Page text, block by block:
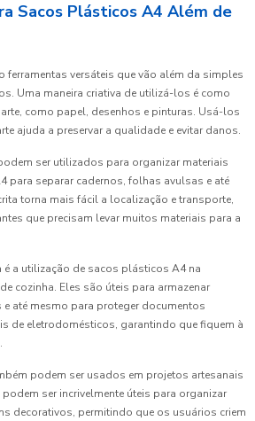
Sacos Plásticos A4 Além de
versáteis que vão além da simples
Uma maneira criativa de utilizá-los é como
como papel, desenhos e pinturas. Usá-los
ajuda a preservar a qualidade e evitar danos.
ser utilizados para organizar materiais
para separar cadernos, folhas avulsas e até
torna mais fácil a localização e transporte,
que precisam levar muitos materiais para a
a utilização de sacos plásticos A4 na
cozinha. Eles são úteis para armazenar
até mesmo para proteger documentos
de eletrodomésticos, garantindo que fiquem à
podem ser usados em projetos artesanais
ser incrivelmente úteis para organizar
decorativos, permitindo que os usuários criem